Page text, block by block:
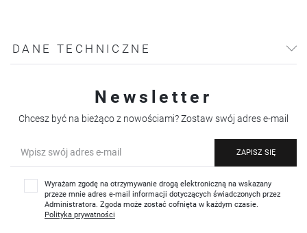
DANE TECHNICZNE
Newsletter
Chcesz być na bieżąco z nowościami? Zostaw swój adres e-mail
ZAPISZ SIĘ
Wyrażam zgodę na otrzymywanie drogą elektroniczną na wskazany
przeze mnie adres e-mail informacji dotyczących świadczonych przez
Administratora. Zgoda może zostać cofnięta w każdym czasie.
Polityka prywatności